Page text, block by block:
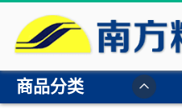
商品分类